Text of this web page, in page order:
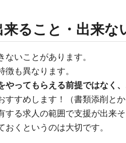
ること・出来な
いことがあります。
も異なります。
やってもらえる前提ではなく
すすめします！（書類添削とか
する求人の範囲で支援が出来
くというのは大切です。